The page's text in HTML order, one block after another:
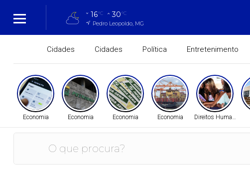
16°C 30°C
Pedro Leopoldo, MG
Cidades Cidades Política Entretenimento
Economia Economia Economia Economia Direitos Humanos